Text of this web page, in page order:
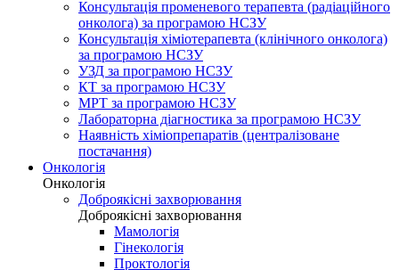
Консультація променевого терапевта (радіаційного
онколога) за програмою НСЗУ
Консультація хіміотерапевта (клінічного онколога)
за програмою НСЗУ
УЗД за програмою НСЗУ
КТ за програмою НСЗУ
МРТ за програмою НСЗУ
Лабораторна діагностика за програмою НСЗУ
Наявність хіміопрепаратів (централізоване
постачання)
Онкологія
Онкологія
Доброякісні захворювання
Доброякісні захворювання
Мамологія
Гінекологія
Проктологія